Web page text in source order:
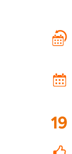
19